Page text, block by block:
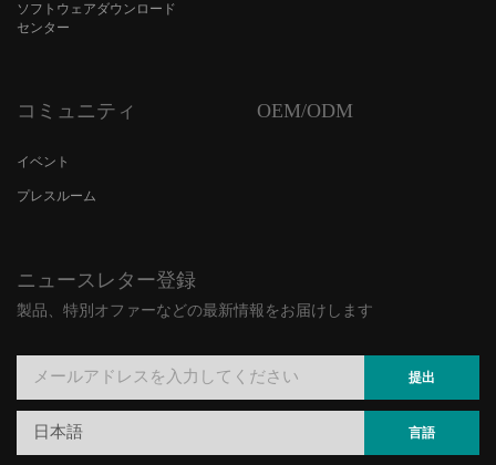
ソフトウェアダウンロード
センター
コミュニティ
イベント
プレスルーム
OEM/ODM
ニュースレター登録
製品、特別オファーなどの最新情報をお届けします
提出
日本語 言語